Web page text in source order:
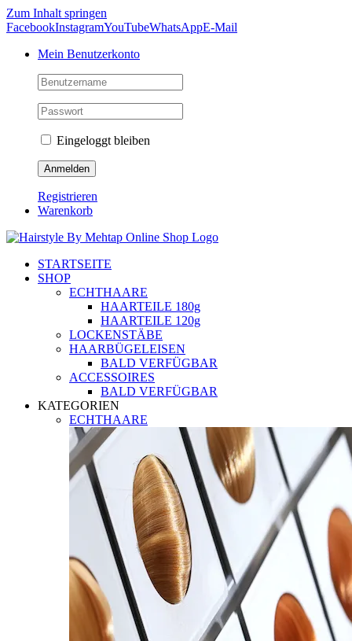
Zum Inhalt springen
FacebookInstagramYouTubeWhatsAppE-Mail
Mein Benutzerkonto
Eingeloggt bleiben
Registrieren
Warenkorb
STARTSEITE
SHOP
ECHTHAARE
HAARTEILE 180g
HAARTEILE 120g
LOCKENSTÄBE
HAARBÜGELEISEN
BALD VERFÜGBAR
ACCESSOIRES
BALD VERFÜGBAR
KATEGORIEN
ECHTHAARE